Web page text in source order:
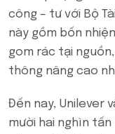
công – tư với Bộ
này gồm bốn
gom rác tại
thông nâng cao
Đến nay, Unilever
mười hai nghìn